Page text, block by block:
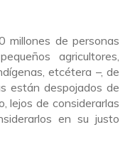
millones de personas
agricultores,
etcétera –, de
están despojados de
lejos de considerarlas
en su justo